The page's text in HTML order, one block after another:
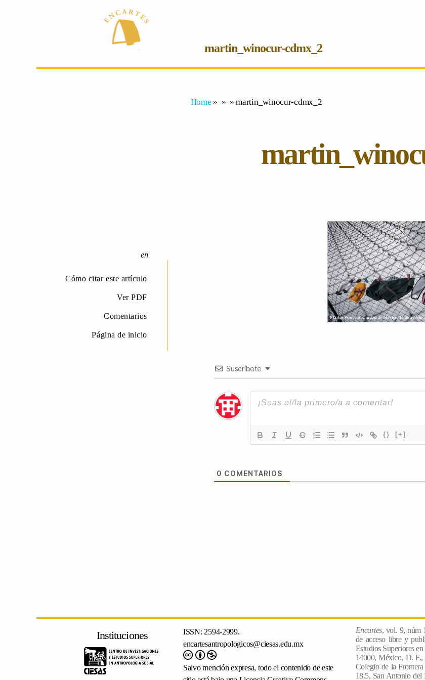
martin_winocur-cdmx_2
Cómo citar este artículo
Ver PDF
Comentarios
Página de inicio
Home » » » martin_winocur-cdmx_2
Suscríbete
{} [+]
0 COMENTARIOS
Instituciones
ISSN: 2594-2999.
encartesantropologicos@ciesas.edu.mx
Salvo mención expresa, todo el contenido de este
Encartes, vol. 9, núm
de acceso libre y
Estudios Superiores
14000, México, D.
Colegio de la
18.5, San Antonio